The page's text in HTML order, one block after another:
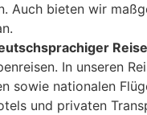
Auch bieten wir
In unseren
sowie nationalen
und privaten